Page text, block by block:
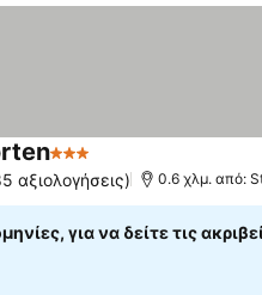
3 Αστέρια
αξιολογήσεις) 0.6 χλμ. από:
για να δείτε τις